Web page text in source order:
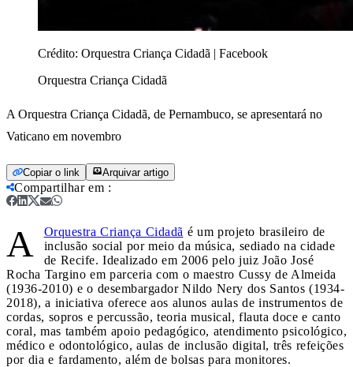
Crédito: Orquestra Criança Cidadã | Facebook
Orquestra Criança Cidadã
A Orquestra Criança Cidadã, de Pernambuco, se apresentará no
Vaticano em novembro
Copiar o link Arquivar artigo
Compartilhar em :
A Orquestra Criança Cidadã é um projeto brasileiro de
inclusão social por meio da música, sediado na cidade
de Recife. Idealizado em 2006 pelo juiz João José
Rocha Targino em parceria com o maestro Cussy de Almeida
(1936-2010) e o desembargador Nildo Nery dos Santos (1934-
2018), a iniciativa oferece aos alunos aulas de instrumentos de
cordas, sopros e percussão, teoria musical, flauta doce e canto
coral, mas também apoio pedagógico, atendimento psicológico,
médico e odontológico, aulas de inclusão digital, três refeições
por dia e fardamento, além de bolsas para monitores.